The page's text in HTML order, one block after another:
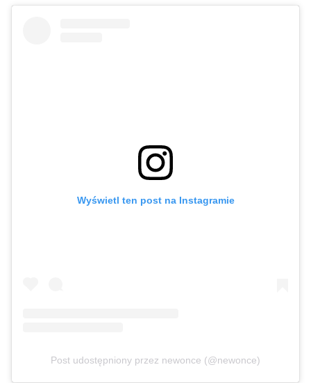
Wyświetl ten post na Instagramie
Post udostępniony przez newonce (@newonce)